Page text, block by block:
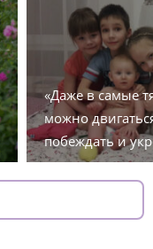
«Даже в самые
можно
побеждать и